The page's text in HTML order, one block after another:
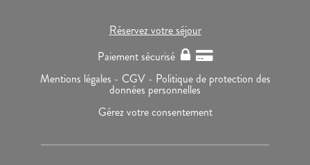
Réservez votre séjour
Paiement sécurisé
Mentions légales - CGV - Politique de protection des
données personnelles
Gérez votre consentement